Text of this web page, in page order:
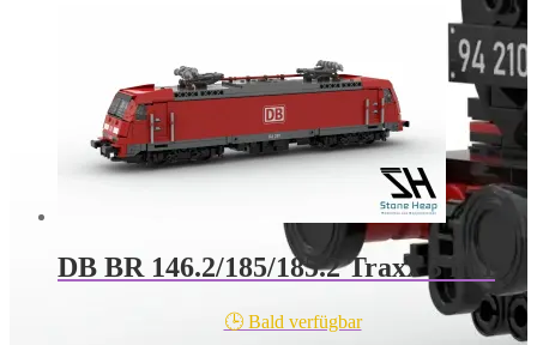
DB BR 146.2/185/185.2 Traxx 3 in 1
🕒 Bald verfügbar